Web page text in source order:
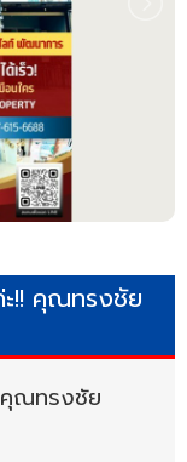
ะ!! คุณทรงชัย
คุณทรงชัย